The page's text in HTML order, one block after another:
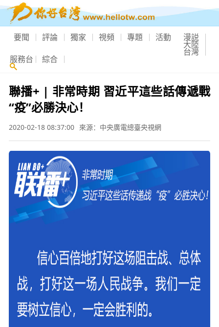
要聞 評論 獨家 視頻 專題 活動 漫説
大陸
台灣
服務台 綜合
聯播+ | 非常時期 習近平這些話傳遞戰
“疫”必勝決心！
2020-02-18 08:37:00 來源：中央廣電總臺央視網